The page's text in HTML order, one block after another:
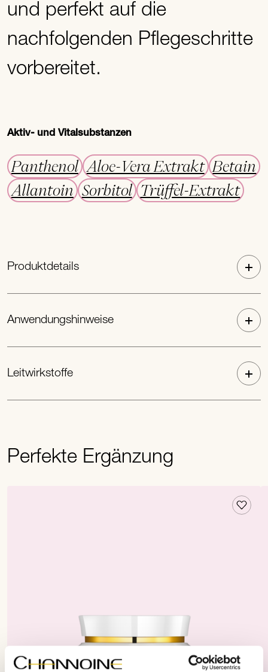
und perfekt auf die
nachfolgenden Pflegeschritte
vorbereitet.
Aktiv- und Vitalsubstanzen
Panthenol Aloe-Vera Extrakt
Betain
Allantoin Sorbitol Trüffel-Extrakt
Produktdetails
Anwendungshinweise
Leitwirkstoffe
Perfekte Ergänzung